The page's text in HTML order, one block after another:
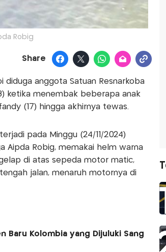
Robig
Share
diduga anggota Satuan Resnarkoba
ketika menembak beberapa anak
(17) hingga akhirnya tewas.
pada Minggu (24/11/2024)
Aipda Robig, memakai helm warna
di atas sepeda motor matic,
jalan, menaruh motornya di
Baru Kolombia yang Dijuluki Sang